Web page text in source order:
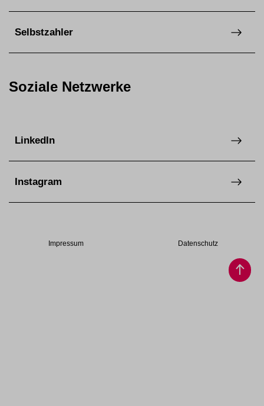
Selbstzahler
Soziale Netzwerke
LinkedIn
Instagram
Impressum Datenschutz